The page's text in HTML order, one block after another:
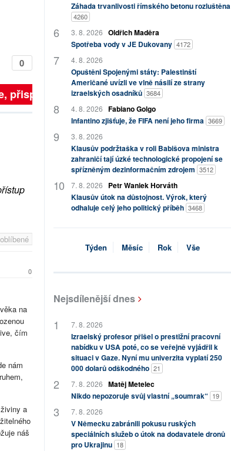
0
přispějte. ➥
oblíbené
0
na
čím
nám
a
náš
Záhada trvanlivosti římského betonu rozluštěna
4260
3. 8. 2026 Oldřich Maděra
Spotřeba vody v JE Dukovany 4172
4. 8. 2026
Opuštěni Spojenými státy: Palestinští
Američané uvízli ve vlně násilí ze strany
izraelských osadníků 3684
4. 8. 2026 Fabiano Golgo
Infantino zjišťuje, že FIFA není jeho firma 3669
3. 8. 2026
Klausův podržtaška v roli Babišova ministra
zahraničí tají úzké technologické propojení se
spřízněným dezinformačním zdrojem 3512
7. 8. 2026
Petr Waniek Horváth
Klausův útok na důstojnost. Výrok, který
odhaluje celý jeho politický příběh 3468
Týden Měsíc Rok Vše
Nejsdílenější dnes
7. 8. 2026
Izraelský profesor přišel o prestižní pracovní
nabídku v USA poté, co se veřejně vyjádřil k
situaci v Gaze. Nyní mu univerzita vyplatí 250
000 dolarů odškodného 21
7. 8. 2026 Matěj Metelec
Nikdo nepozoruje svůj vlastní „soumrak“ 19
7. 8. 2026
V Německu zabránili pokusu ruských
speciálních služeb o útok na dodavatele dronů
pro Ukrajinu 18